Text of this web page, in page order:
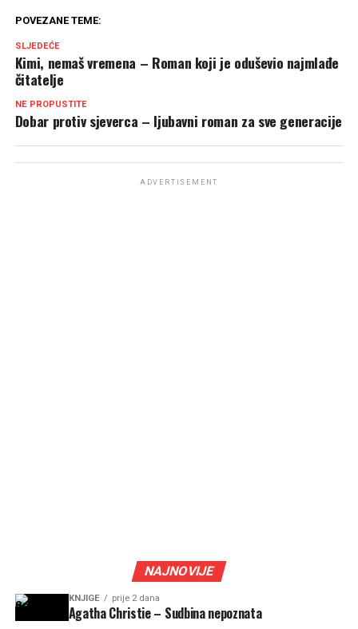
POVEZANE TEME:
SLJEDEĆE
Kimi, nemaš vremena – Roman koji je oduševio najmlađe
čitatelje
NE PROPUSTITE
Dobar protiv sjeverca – ljubavni roman za sve generacije
ADVERTISEMENT
NAJNOVIJE
KNJIGE prije 2 dana
Agatha Christie – Sudbina nepoznata